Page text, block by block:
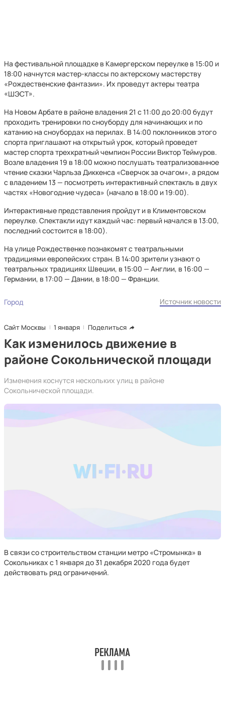
На фестивальной площадке в Камергерском переулке в 15:00 и
18:00 начнутся мастер-классы по актерскому мастерству
«Рождественские фантазии». Их проведут актеры театра
«ШЭСТ».
На Новом Арбате в районе владения 21 с 11:00 до 20:00 будут
проходить тренировки по сноуборду для начинающих и по
катанию на сноубордах на перилах. В 14:00 поклонников этого
спорта приглашают на открытый урок, который проведет
мастер спорта трехкратный чемпион России Виктор Теймуров.
Возле владения 19 в 18:00 можно послушать театрализованное
чтение сказки Чарльза Диккенса «Сверчок за очагом», а рядом
с владением 13 — посмотреть интерактивный спектакль в двух
частях «Новогодние чудеса» (начало в 18:00 и 19:00).
Интерактивные представления пройдут и в Климентовском
переулке. Спектакли идут каждый час: первый начался в 13:00,
последний состоится в 18:00).
На улице Рождественке познакомят с театральными
традициями европейских стран. В 14:00 зрители узнают о
театральных традициях Швеции, в 15:00 — Англии, в 16:00 —
Германии, в 17:00 — Дании, в 18:00 — Франции.
Город Источник новости
Сайт Москвы 1 января Поделиться
Как изменилось движение в
районе Сокольнической площади
Изменения коснутся нескольких улиц в районе
Сокольнической площади.
В связи со строительством станции метро «Стромынка» в
Сокольниках с 1 января до 31 декабря 2020 года будет
действовать ряд ограничений.